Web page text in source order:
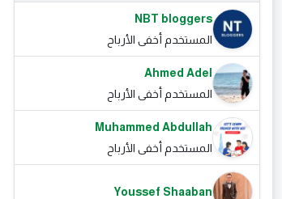
NBT bloggers
المستخدم أخفى الأرباح
Ahmed Adel
المستخدم أخفى الأرباح
Muhammed Abdullah
المستخدم أخفى الأرباح
Youssef Shaaban